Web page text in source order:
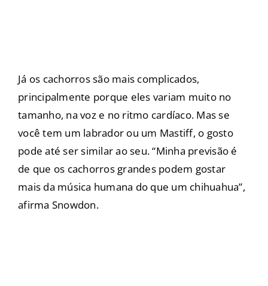
Já os cachorros são mais complicados,
principalmente porque eles variam muito no
tamanho, na voz e no ritmo cardíaco. Mas se
você tem um labrador ou um Mastiff, o gosto
pode até ser similar ao seu. “Minha previsão é
de que os cachorros grandes podem gostar
mais da música humana do que um chihuahua”,
afirma Snowdon.